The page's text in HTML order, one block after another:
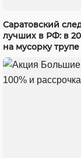
Саратовский
лучших в РФ: в
на мусорку трупе